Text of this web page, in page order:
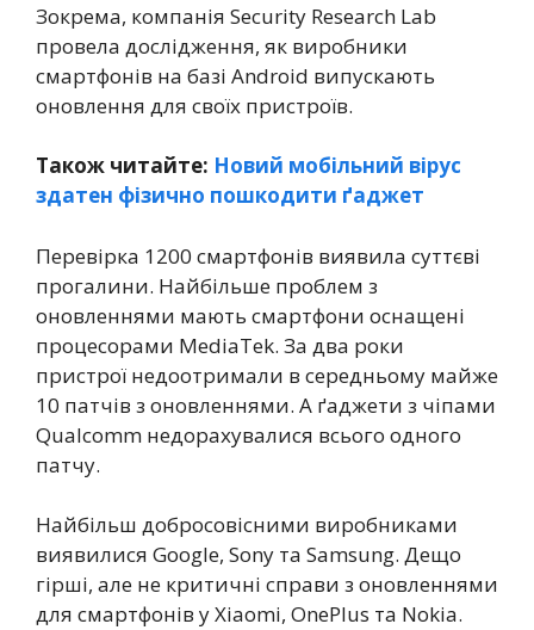
Зокрема, компанія Security Research Lab
провела дослідження, як виробники
смартфонів на базі Android випускають
оновлення для своїх пристроїв.
Також читайте: Новий мобільний вірус
здатен фізично пошкодити ґаджет
Перевірка 1200 смартфонів виявила суттєві
прогалини. Найбільше проблем з
оновленнями мають смартфони оснащені
процесорами MediaTek. За два роки
пристрої недоотримали в середньому майже
10 патчів з оновленнями. А ґаджети з чіпами
Qualcomm недорахувалися всього одного
патчу.
Найбільш добросовісними виробниками
виявилися Google, Sony та Samsung. Дещо
гірші, але не критичні справи з оновленнями
для смартфонів у Xiaomi, OnePlus та Nokia.